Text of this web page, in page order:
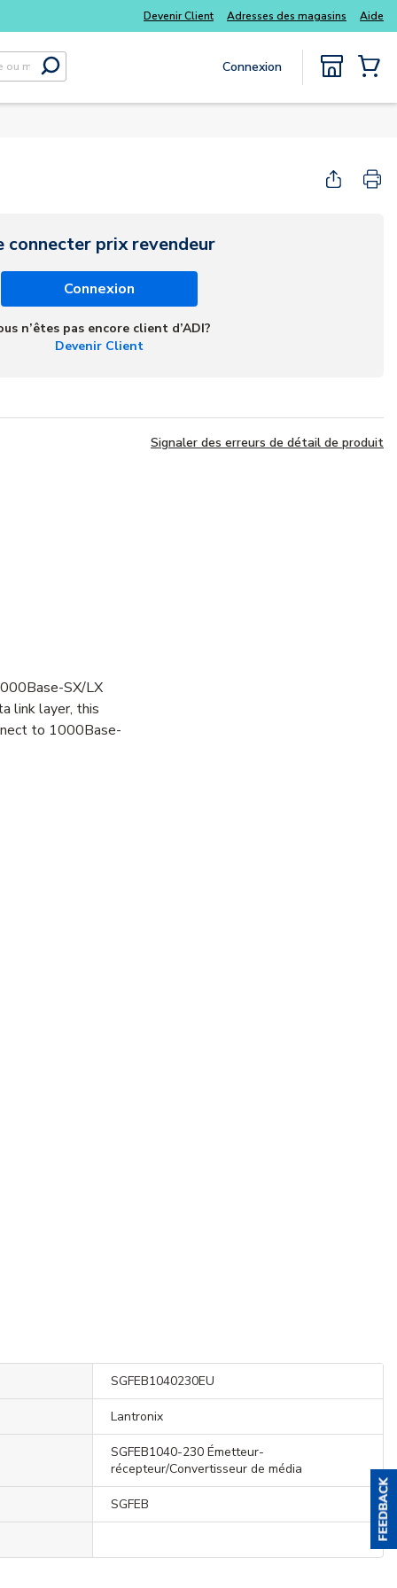
Tous vos essentiels du quotidien, sans délai
Devenir Client Adresses des magasins Aide
Soumettre la recherche
Connexion
connecter prix revendeur
Connexion
n’êtes pas encore client d’ADI?
Devenir Client
Signaler des erreurs de détail de produit
SX/LX
link layer, this
to 1000Base-
SGFEB1040230EU
Lantronix
SGFEB1040-230 Émetteur-
récepteur/Convertisseur de média
SGFEB